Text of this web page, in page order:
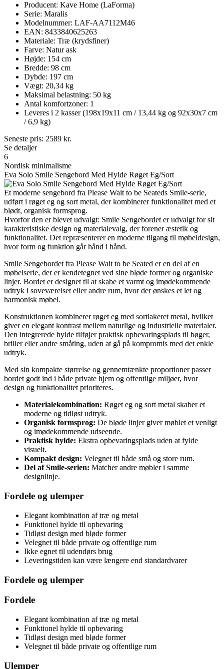
Producent: Kave Home (LaForma)
Serie: Maralis
Modelnummer: LAF-AA7112M46
EAN: 8433840625263
Materiale: Træ (krydsfiner)
Farve: Natur ask
Højde: 154 cm
Bredde: 98 cm
Dybde: 197 cm
Vægt: 20,34 kg
Maksimal belastning: 50 kg
Antal komfortzoner: 1
Leveres i 2 kasser (198x19x11 cm / 13,44 kg og 92x30x7 cm
/ 6,9 kg)
Seneste pris: 2589 kr.
Se detaljer
6
Nordisk minimalisme
Eva Solo Smile Sengebord Med Hylde Røget Eg/Sort
Et moderne sengebord fra Please Wait to be Seateds Smile-serie,
udført i røget eg og sort metal, der kombinerer funktionalitet med et
blødt, organisk formsprog.
Hvorfor den er blevet udvalgt: Smile Sengebordet er udvalgt for sit
karakteristiske design og materialevalg, der forener æstetik og
funktionalitet. Det repræsenterer en moderne tilgang til møbeldesign,
hvor form og funktion går hånd i hånd.
Smile Sengebordet fra Please Wait to be Seated er en del af en
møbelserie, der er kendetegnet ved sine bløde former og organiske
linjer. Bordet er designet til at skabe et varmt og imødekommende
udtryk i soveværelset eller andre rum, hvor der ønskes et let og
harmonisk møbel.
Konstruktionen kombinerer røget eg med sortlakeret metal, hvilket
giver en elegant kontrast mellem naturlige og industrielle materialer.
Den integrerede hylde tilføjer praktisk opbevaringsplads til bøger,
briller eller andre småting, uden at gå på kompromis med det enkle
udtryk.
Med sin kompakte størrelse og gennemtænkte proportioner passer
bordet godt ind i både private hjem og offentlige miljøer, hvor
design og funktionalitet prioriteres.
Materialekombination: Røget eg og sort metal skaber et
moderne og tidløst udtryk.
Organisk formsprog: De bløde linjer giver møblet et venligt
og imødekommende udseende.
Praktisk hylde: Ekstra opbevaringsplads uden at fylde
visuelt.
Kompakt design: Velegnet til både små og store rum.
Del af Smile-serien: Matcher andre møbler i samme
designlinje.
Fordele og ulemper
Elegant kombination af træ og metal
Funktionel hylde til opbevaring
Tidløst design med bløde former
Velegnet til både private og offentlige rum
Ikke egnet til udendørs brug
Leveringstiden kan være længere end standardvarer
Fordele og ulemper
Fordele
Elegant kombination af træ og metal
Funktionel hylde til opbevaring
Tidløst design med bløde former
Velegnet til både private og offentlige rum
Ulemper